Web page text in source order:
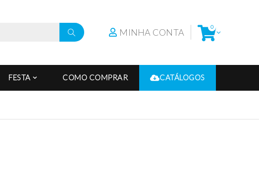
MINHA CONTA 0
FESTA COMO COMPRAR CATÁLOGOS